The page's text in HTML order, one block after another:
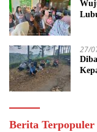
27/
Berita Terpopuler